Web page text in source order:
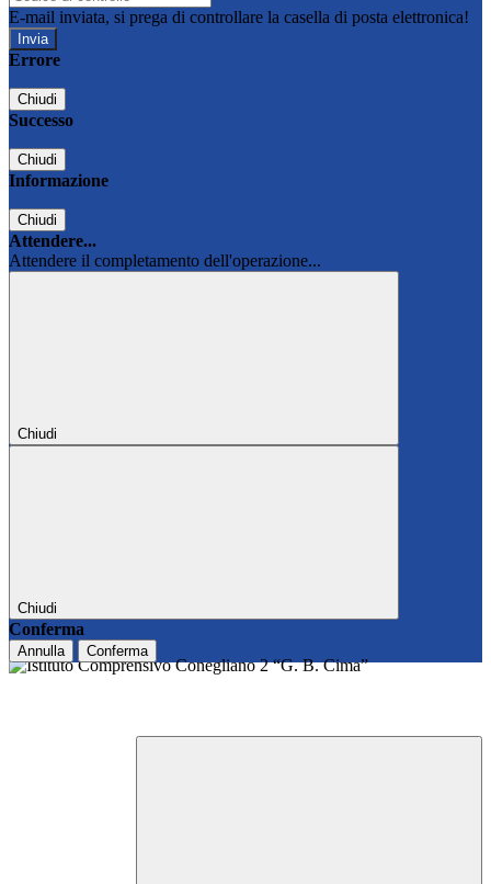
E-mail inviata, si prega di controllare la casella di posta elettronica!
Errore
Chiudi
Successo
Chiudi
Informazione
Chiudi
Attendere...
Attendere il completamento dell'operazione...
Chiudi
Chiudi
Conferma
Annulla Conferma